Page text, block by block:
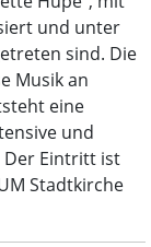
und unter
sind. Die
Musik an
eine
und
Der Eintritt ist
Stadtkirche